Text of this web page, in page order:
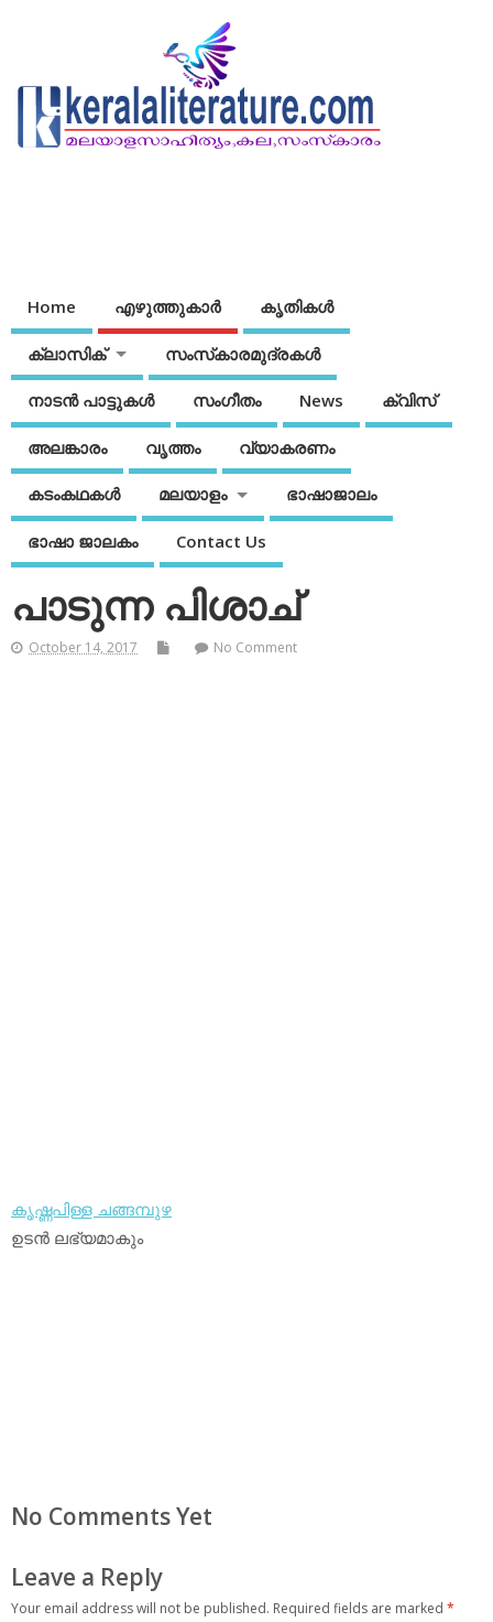
Home എഴുത്തുകാര്‍ കൃതികൾ
ക്ലാസിക് സംസ്‌കാരമുദ്രകള്‍
നാടന്‍ പാട്ടുകള്‍ സംഗീതം News ക്വിസ്
അലങ്കാരം വൃത്തം വ്യാകരണം
കടംകഥകള്‍ മലയാളം ഭാഷാജാലം
ഭാഷാ ജാലകം Contact Us
പാടുന്ന പിശാച്
October 14, 2017 No Comment
കൃഷ്ണപിള്ള ചങ്ങമ്പുഴ
ഉടന്‍ ലഭ്യമാകും
No Comments Yet
Leave a Reply
Your email address will not be published. Required fields are marked *